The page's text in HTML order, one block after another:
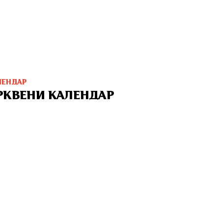
КАЛЕНДАР